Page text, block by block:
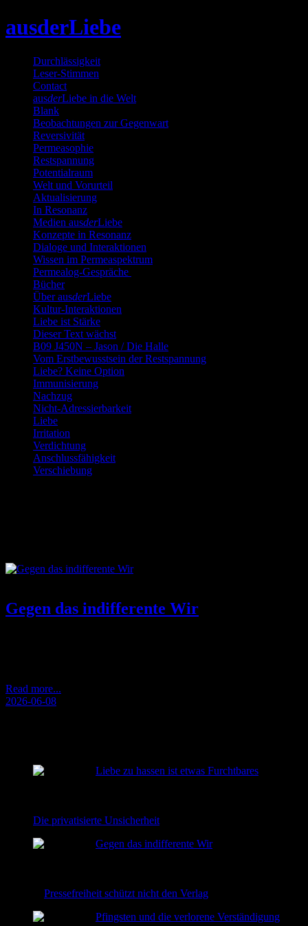
to
ausderLiebe
Durchlässigkeit
Leser-Stimmen
Contact
ausderLiebe in die Welt
Blank
Beobachtungen zur Gegenwart
Reversivität
Permeasophie
Restspannung
Potentialraum
Welt und Vorurteil
Aktualisierung
In Resonanz
Medien ausderLiebe
Konzepte in Resonanz
Dialoge und Interaktionen
Wissen im Permeaspektrum
Permealog-Gespräche
Bücher
Über ausderLiebe
Kultur-Interaktionen
Liebe ist Stärke
Dieser Text wächst
B09 J450N – Jason / Die Halle
Vom Erstbewusstsein der Restspannung
Liebe? Keine Option
Immunisierung
Nachzug
Nicht-Adressierbarkeit
Liebe
Irritation
Verdichtung
Anschlussfähigkeit
Verschiebung
Gegen das indifferente Wir
Read more...
2026-06-08
Liebe zu hassen ist etwas Furchtbares
Die privatisierte Unsicherheit
Gegen das indifferente Wir
Pressefreiheit schützt nicht den Verlag
Pfingsten und die verlorene Verständigung